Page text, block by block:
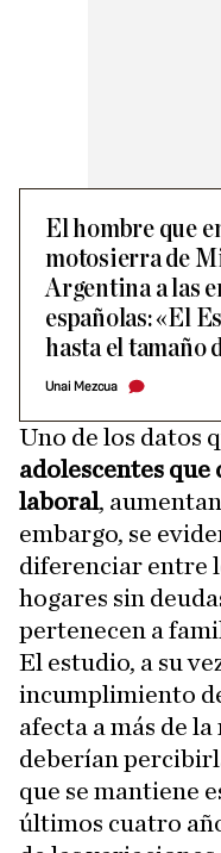
El hombre que
motosierra de
Argentina a las
españolas: «El
hasta el tamaño
Unai Mezcua
Uno de los datos
adolescentes que
laboral,
embargo, se
diferenciar entre
hogares sin
pertenecen a
El estudio, a su
incumplimiento
afecta a más de
deberían
que se mantiene
últimos cuatro